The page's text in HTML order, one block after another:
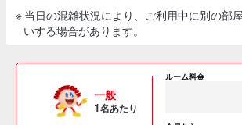
※ 当日の混雑状況により、ご利用中に別の部
いする場合があります。
一般
1名あたり
ルーム料金